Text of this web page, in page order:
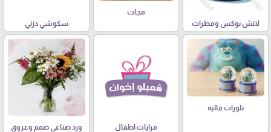
لانش بوكس ومطرات
مجات
سكوشي دزني
بلورات مائيه
مرايات اطفال ورد صناعي ضمم وعروق